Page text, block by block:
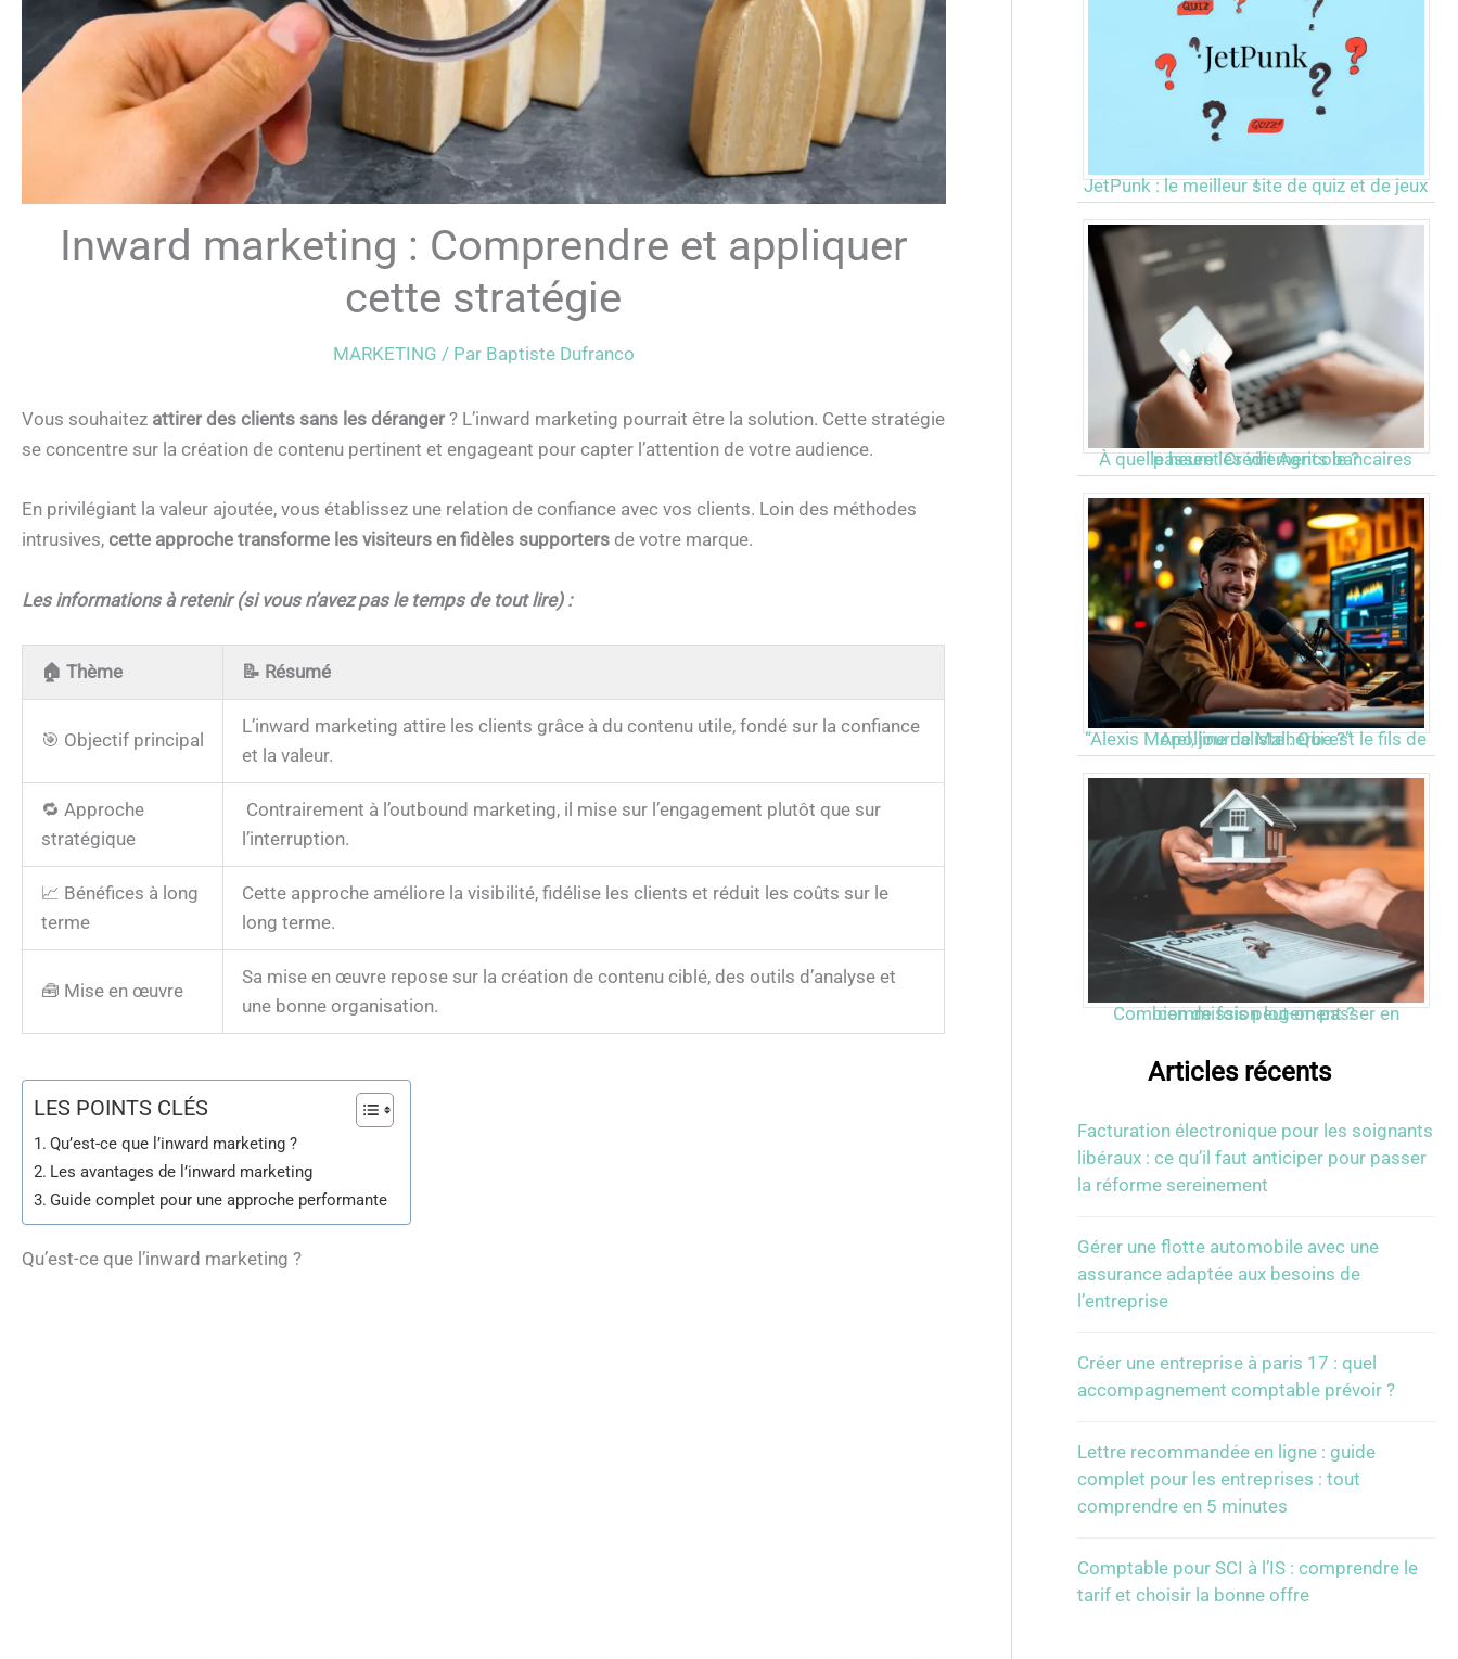
Inward marketing : Comprendre et appliquer
cette stratégie
MARKETING / Par Baptiste Dufranco
Vous souhaitez attirer des clients sans les déranger? L’inward marketing pourrait être la solution. Cette stratégie
se concentre sur la création de contenu pertinent et engageant pour capter l’attention de votre audience.
En privilégiant la valeur ajoutée, vous établissez une relation de confiance avec vos clients. Loin des méthodes
intrusives, cette approche transforme les visiteurs en fidèles supporters de votre marque.
Les informations à retenir (si vous n’avez pas le temps de tout lire) :
🏠 Thème 📝 Résumé
🎯 Objectif principal
L’inward marketing attire les clients grâce à du contenu utile, fondé sur la confiance
et la valeur.
🔁 Approche
stratégique
Contrairement à l’outbound marketing, il mise sur l’engagement plutôt que sur
l’interruption.
📈 Bénéfices à long
terme
Cette approche améliore la visibilité, fidélise les clients et réduit les coûts sur le
long terme.
🧰 Mise en œuvre
Sa mise en œuvre repose sur la création de contenu ciblé, des outils d’analyse et
une bonne organisation.
LES POINTS CLÉS
Qu’est-ce que l’inward marketing ?
Les avantages de l’inward marketing
Guide complet pour une approche performante
Qu’est-ce que l’inward marketing ?
JetPunk : le meilleur site de quiz et de jeux !
À quelle heure les virements bancaires passent Crédit Agricole ?
“Alexis Morel, journaliste : Qui est le fils de Apolline de Malherbe ?”
Combien de fois peut-on passer en commission logement ?
Articles récents
Facturation électronique pour les soignants
libéraux : ce qu’il faut anticiper pour passer
la réforme sereinement
Gérer une flotte automobile avec une
assurance adaptée aux besoins de
l’entreprise
Créer une entreprise à paris 17 : quel
accompagnement comptable prévoir ?
Lettre recommandée en ligne : guide
complet pour les entreprises : tout
comprendre en 5 minutes
Comptable pour SCI à l’IS : comprendre le
tarif et choisir la bonne offre